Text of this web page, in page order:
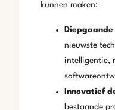
kunnen maken:
nieuwste
intelligentie,
Innovatief
bestaande